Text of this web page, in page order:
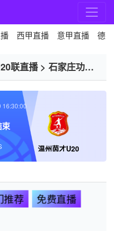
西甲直播 意甲直播 德
联直播> 石家庄功夫
温州茵才U20
16:30:00
束
推荐
免费直播